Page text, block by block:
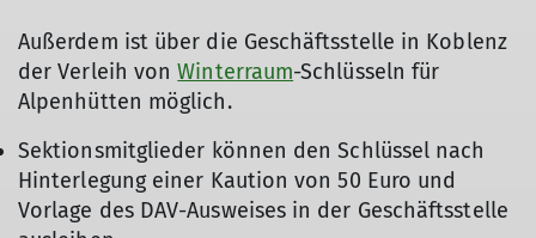
Außerdem ist über die Geschäftsstelle in Koblenz
der Verleih vonWinterraum-Schlüsseln für
Alpenhütten möglich.
Sektionsmitglieder können den Schlüssel nach
Hinterlegung einer Kaution von 50 Euro und
Vorlage des DAV-Ausweises in der Geschäftsstelle